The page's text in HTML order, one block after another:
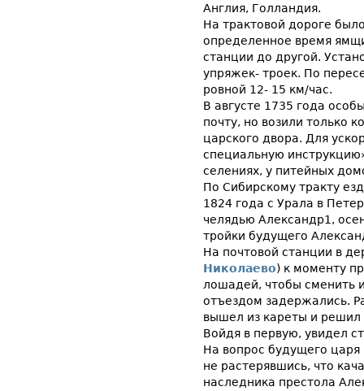
Англия, Голландия.
На трактовой дороге
определенное время
станции до другой.
упряжек- троек. По
ровной 12- 15 км/час.
В августе 1735 года
почту, но возили только
царского двора. Для
специальную
селениях, у питейных
По Сибирскому тракту
1824 года с Урала в
челядью Александр1,
тройки будущего
На почтовой станции в
Николаево) к моменту
лошадей, чтобы сменить
отъездом задержались.
вышел из кареты и решил
Войдя в первую, увидел
На вопрос будущего царя
не растерявшись, что
наследника престола